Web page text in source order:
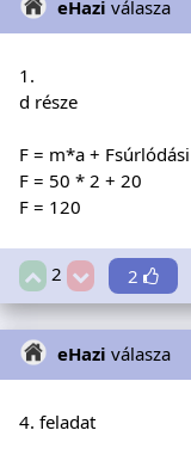
eHazi válasza
1.
d része
F = m*a + Fsúrlódási
F = 50 * 2 + 20
F = 120
2 2
eHazi válasza
4. feladat